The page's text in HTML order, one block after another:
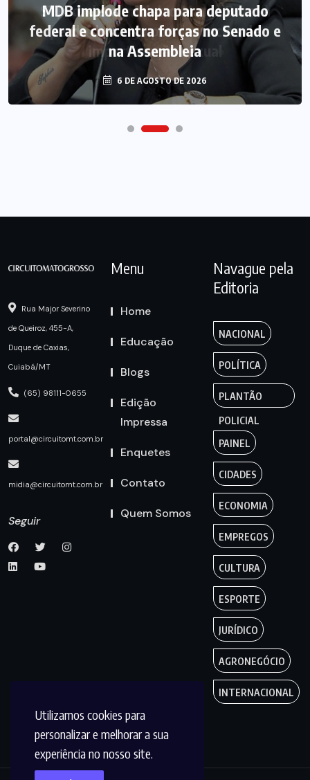
Utilizamos cookies para
personalizar e melhorar a sua
experiência no nosso site.
MDB implode chapa para deputado
federal e concentra forças no Senado e
na Assembleia
6 DE AGOSTO DE 2026
Rua Major Severino
de Queiroz, 455-A,
Duque de Caxias,
Cuiabá/MT
(65) 98111-0655
portal@circuitomt.com.br
midia@circuitomt.com.br
Seguir
Menu
Home
Educação
Blogs
Edição
Impressa
Enquetes
Contato
Quem Somos
Navague pela
Editoria
NACIONAL
POLÍTICA
PLANTÃO
POLICIAL
PAINEL
CIDADES
ECONOMIA
EMPREGOS
CULTURA
ESPORTE
JURÍDICO
AGRONEGÓCIO
INTERNACIONAL